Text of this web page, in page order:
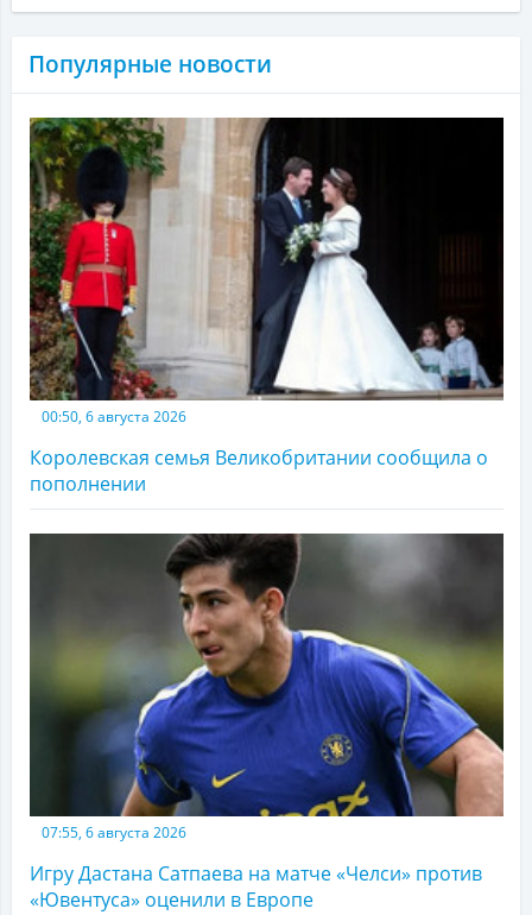
Популярные новости
00:50, 6 августа 2026
Королевская семья Великобритании сообщила о
пополнении
07:55, 6 августа 2026
Игру Дастана Сатпаева на матче «Челси» против
«Ювентуса» оценили в Европе